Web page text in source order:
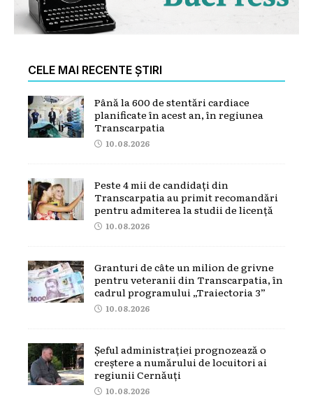
CELE MAI RECENTE ȘTIRI
Până la 600 de stentări cardiace
planificate în acest an, în regiunea
Transcarpatia
10.08.2026
Peste 4 mii de candidați din
Transcarpatia au primit recomandări
pentru admiterea la studii de licență
10.08.2026
Granturi de câte un milion de grivne
pentru veteranii din Transcarpatia, în
cadrul programului „Traiectoria 3”
10.08.2026
Șeful administrației prognozează o
creștere a numărului de locuitori ai
regiunii Cernăuți
10.08.2026